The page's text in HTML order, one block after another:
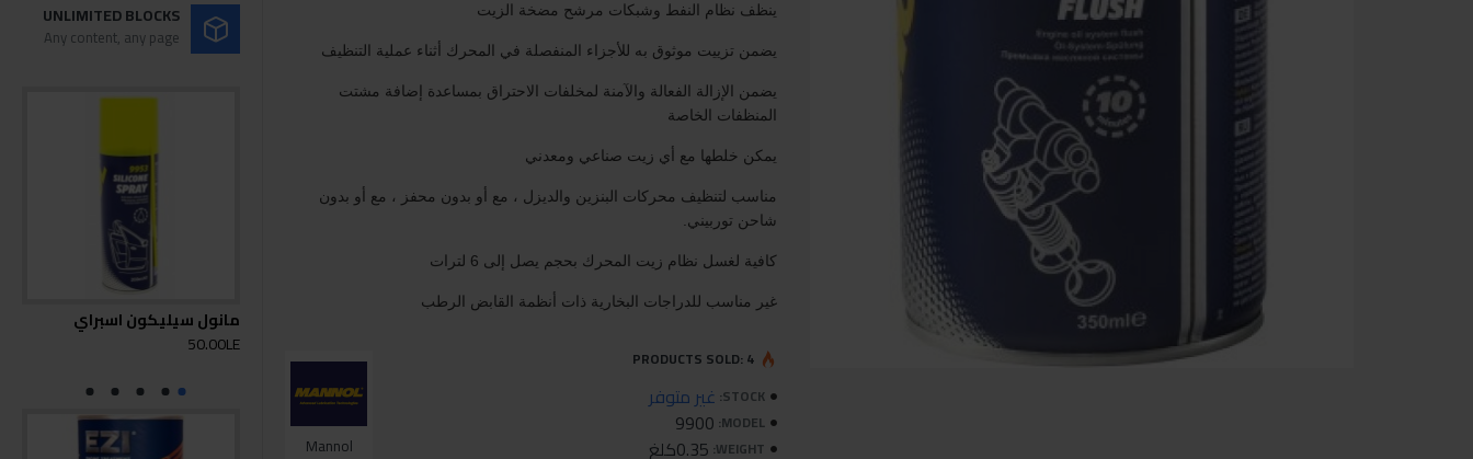
ينظف نظام النفط وشبكات مرشح مضخة الزيت
يضمن تزييت موثوق به للأجزاء المنفصلة في المحرك أثناء عملية التنظيف
يضمن الإزالة الفعالة والآمنة لمخلفات الاحتراق بمساعدة إضافة مشتت
المنظفات الخاصة
يمكن خلطها مع أي زيت صناعي ومعدني
مناسب لتنظيف محركات البنزين والديزل ، مع أو بدون محفز ، مع أو بدون
شاحن توربيني.
كافية لغسل نظام زيت المحرك بحجم يصل إلى 6 لترات
غير مناسب للدراجات البخارية ذات أنظمة القابض الرطب
STOCK: غير متوفر
MODEL:
9900
WEIGHT: 0.35كلغ Mannol
PRODUCTS SOLD: 4
UNLIMITED BLOCKS
Any content, any page
مانول سيليكون اسبراي
50.00LE